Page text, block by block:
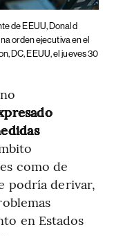
de EEUU, Donald
orden ejecutiva en el
DC, EEUU, el jueves 30
como de
podría derivar,
en Estados